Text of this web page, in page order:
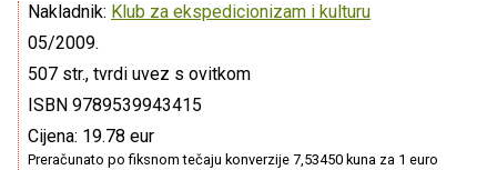
Nakladnik: Klub za ekspedicionizam i kulturu
05/2009.
507 str., tvrdi uvez s ovitkom
ISBN 9789539943415
Cijena: 19.78 eur
Preračunato po fiksnom tečaju konverzije 7,53450 kuna za 1 euro